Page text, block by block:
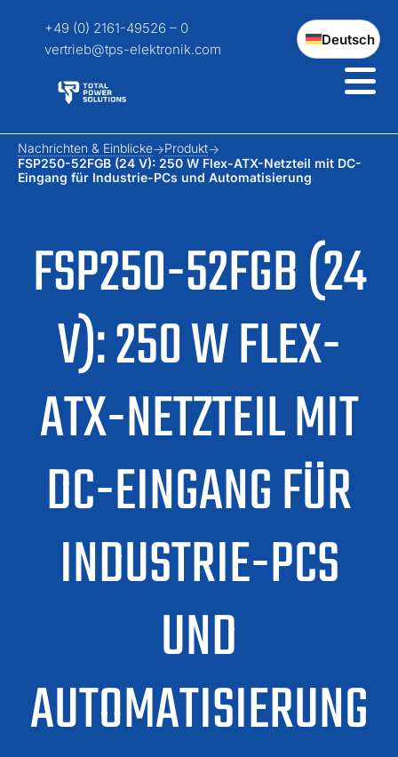
+49 (0) 2161-49526 – 0
vertrieb@tps-elektronik.com
Deutsch
FSP250-52FGB (24
V): 250 W FLEX-
ATX-NETZTEIL MIT
DC-EINGANG FÜR
INDUSTRIE-PCS
UND
AUTOMATISIERUNG
Nachrichten & Einblicke
Produkt
FSP250-52FGB (24 V): 250 W Flex-ATX-Netzteil mit DC-
Eingang für Industrie-PCs und Automatisierung